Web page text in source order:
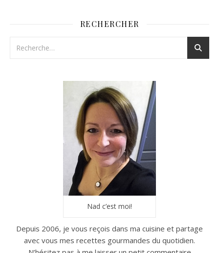
RECHERCHER
Nad c’est moi!
Depuis 2006, je vous reçois dans ma cuisine et partage
avec vous mes recettes gourmandes du quotidien.